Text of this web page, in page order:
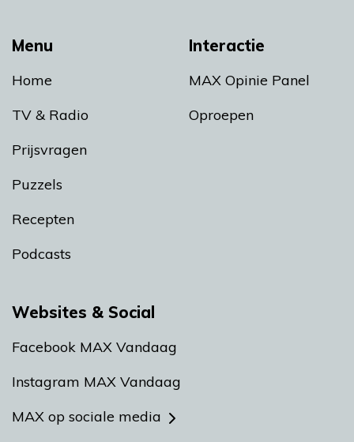
Menu
Home
TV & Radio
Prijsvragen
Puzzels
Recepten
Podcasts
Interactie
MAX Opinie Panel
Oproepen
Websites & Social
Facebook MAX Vandaag
Instagram MAX Vandaag
MAX op sociale media